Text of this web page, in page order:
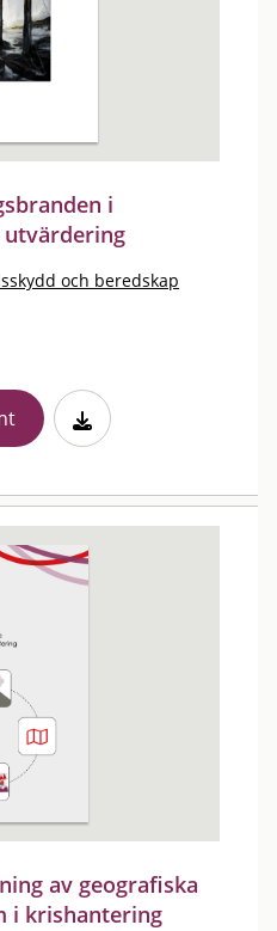
i
utvärdering
och beredskap
av geografiska
i krishantering